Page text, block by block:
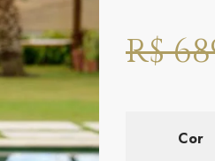
R$
Cor